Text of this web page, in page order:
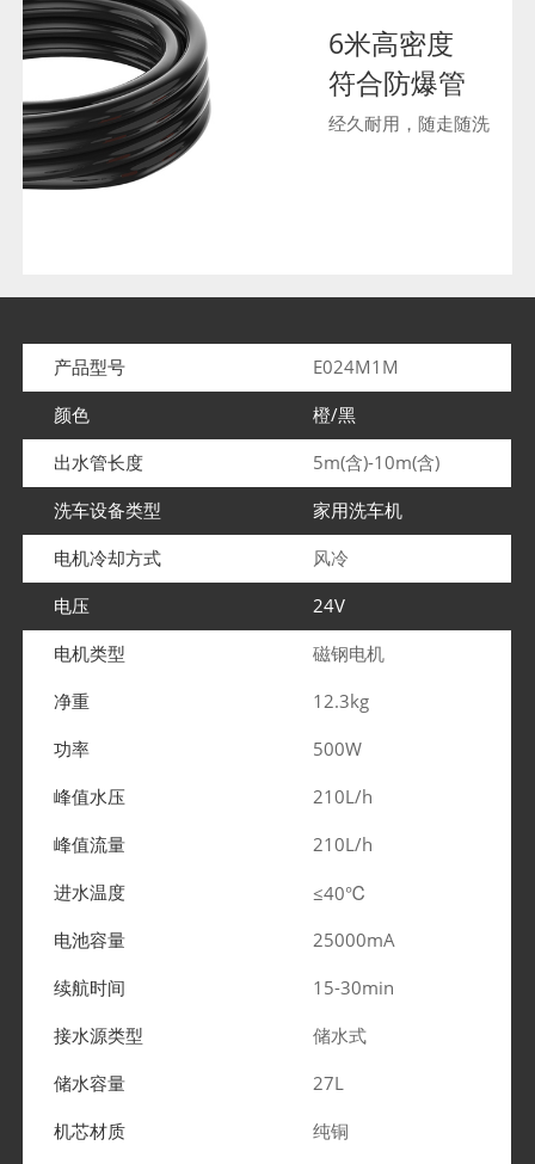
6米高密度
符合防爆管
经久耐用，随走随洗
产品型号
E024M1M
颜色
橙/黑
出水管长度
5m(含)-10m(含)
洗车设备类型
家用洗车机
电机冷却方式
风冷
电压
24V
电机类型
磁钢电机
净重
12.3kg
功率
500W
峰值水压
210L/h
峰值流量
210L/h
进水温度
≤40℃
电池容量
25000mA
续航时间
15-30min
接水源类型
储水式
储水容量
27L
机芯材质
纯铜